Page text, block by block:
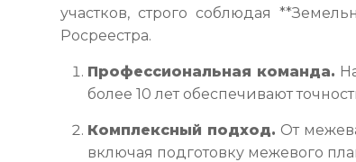
участков, строго соблюдая
Росреестра.
Профессиональная команда.
более 10 лет обеспечивают
Комплексный подход. От
включая подготовку межевого